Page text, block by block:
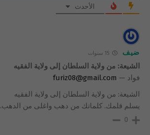
الأحدث
ضيف 15 سنوات
الشيعة: من ولاية السلطان إلى ولاية الفقيه
فواد — furiz08@gmail.com
الشيعة: من ولاية السلطان إلى ولاية الفقيه
يسلم قلمك. كلماتك من دهب واغلى من الدهب.
0